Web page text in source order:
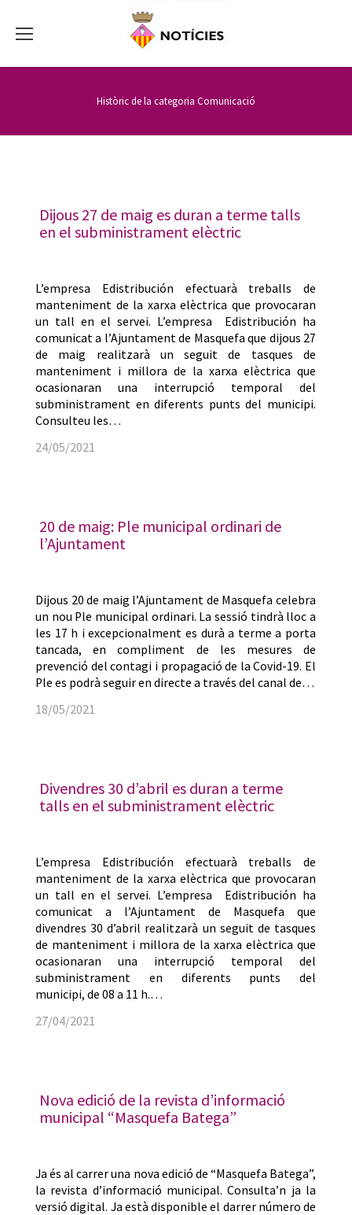
Històric de la categoria Comunicació
Dijous 27 de maig es duran a terme talls
en el subministrament elèctric
L’empresa Edistribución efectuarà treballs de
manteniment de la xarxa elèctrica que provocaran
un tall en el servei. L’empresa Edistribución ha
comunicat a l’Ajuntament de Masquefa que dijous 27
de maig realitzarà un seguit de tasques de
manteniment i millora de la xarxa elèctrica que
ocasionaran una interrupció temporal del
subministrament en diferents punts del municipi.
Consulteu les…
24/05/2021
20 de maig: Ple municipal ordinari de
l’Ajuntament
Dijous 20 de maig l’Ajuntament de Masquefa celebra
un nou Ple municipal ordinari. La sessió tindrà lloc a
les 17 h i excepcionalment es durà a terme a porta
tancada, en compliment de les mesures de
prevenció del contagi i propagació de la Covid-19. El
Ple es podrà seguir en directe a través del canal de…
18/05/2021
Divendres 30 d’abril es duran a terme
talls en el subministrament elèctric
L’empresa Edistribución efectuarà treballs de
manteniment de la xarxa elèctrica que provocaran
un tall en el servei. L’empresa Edistribución ha
comunicat a l’Ajuntament de Masquefa que
divendres 30 d’abril realitzarà un seguit de tasques
de manteniment i millora de la xarxa elèctrica que
ocasionaran una interrupció temporal del
subministrament en diferents punts del
municipi, de 08 a 11 h.…
27/04/2021
Nova edició de la revista d’informació
municipal “Masquefa Batega”
Ja és al carrer una nova edició de “Masquefa Batega”,
la revista d’informació municipal. Consulta’n ja la
versió digital. Ja està disponible el darrer número de